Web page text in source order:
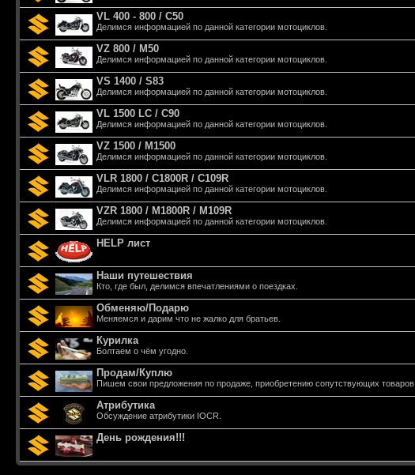
VL 400 - 800 / С50
Делимся информацией по данной категории мотоциклов.
VZ 800 / М50
Делимся информацией по данной категории мотоциклов.
VS 1400 / S83
Делимся информацией по данной категории мотоциклов.
VL 1500 LC / C90
Делимся информацией по данной категории мотоциклов.
VZ 1500 / M1500
Делимся информацией по данной категории мотоциклов.
VLR 1800 / C1800R / С109R
Делимся информацией по данной категории мотоциклов.
VZR 1800 / M1800R / M109R
Делимся информацией по данной категории мотоциклов.
HELP лист
Наши путешествия
Кто, где был, делимся впечатлениями о поездках.
Обменяю/Подарю
Меняемся и дарим что не жалко для братьев.
Курилка
Болтаем о чём угодно.
Продам/Куплю
Пишем свои предложения по продаже, приобретению сопутствующих товаров.
Атрибутика
Обсуждение атрибутики IOCR.
День рождения!!!